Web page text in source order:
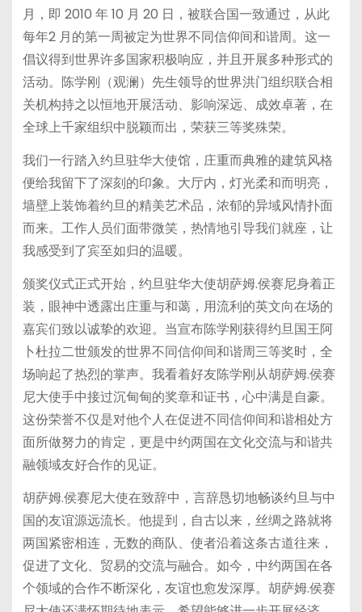
月，即 2010 年 10 月 20 日，被联合国一致通过，从此
每年2 月的第一周被定为世界不同信仰间和谐周。这一
倡议得到世界许多国家积极响应，并且开展多种形式的
活动。陈学刚（观澜）先生领导的世界洪门组织联合相
关机构持之以恒地开展活动、影响深远、成效卓著，在
全球上千家组织中脱颖而出，荣获三等奖殊荣。
我们一行踏入约旦驻华大使馆，庄重而典雅的建筑风格
便给我留下了深刻的印象。大厅内，灯光柔和而明亮，
墙壁上装饰着约旦的精美艺术品，浓郁的异域风情扑面
而来。工作人员们面带微笑，热情地引导我们就座，让
我感受到了宾至如归的温暖。
颁奖仪式正式开始，约旦驻华大使胡萨姆.侯赛尼身着正
装，眼神中透露出庄重与和蔼，用流利的英文向在场的
嘉宾们致以诚挚的欢迎。当宣布陈学刚获得约旦国王阿
卜杜拉二世颁发的世界不同信仰间和谐周三等奖时，全
场响起了热烈的掌声。我看着好友陈学刚从胡萨姆.侯赛
尼大使手中接过沉甸甸的奖章和证书，心中满是自豪。
这份荣誉不仅是对他个人在促进不同信仰间和谐相处方
面所做努力的肯定，更是中约两国在文化交流与和谐共
融领域友好合作的见证。
胡萨姆.侯赛尼大使在致辞中，言辞恳切地畅谈约旦与中
国的友谊源远流长。他提到，自古以来，丝绸之路就将
两国紧密相连，无数的商队、使者沿着这条古道往来，
促进了文化、贸易的交流与融合。如今，中约两国在各
个领域的合作不断深化，友谊也愈发深厚。胡萨姆.侯赛